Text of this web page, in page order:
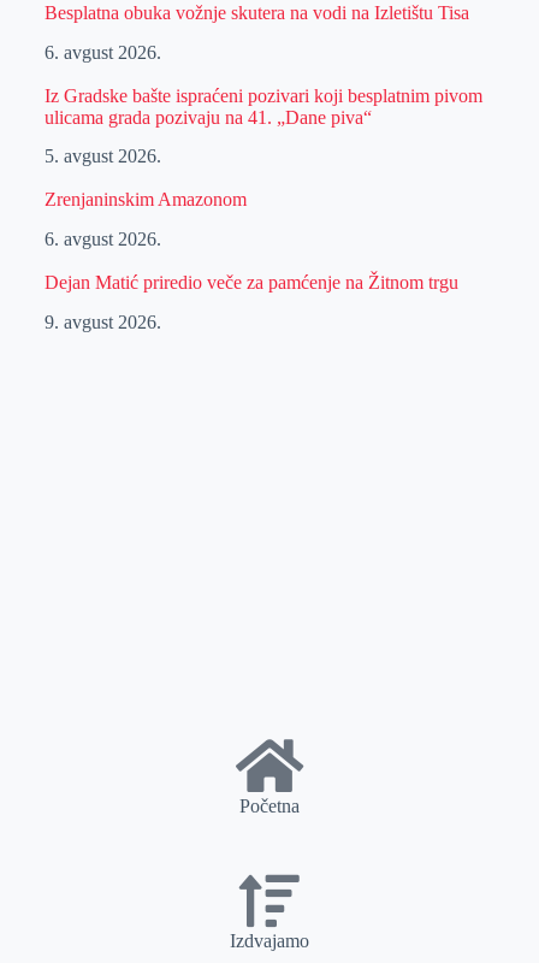
Besplatna obuka vožnje skutera na vodi na Izletištu Tisa
6. avgust 2026.
Iz Gradske bašte ispraćeni pozivari koji besplatnim pivom
ulicama grada pozivaju na 41. „Dane piva“
5. avgust 2026.
Zrenjaninskim Amazonom
6. avgust 2026.
Dejan Matić priredio veče za pamćenje na Žitnom trgu
9. avgust 2026.
Početna
Izdvajamo